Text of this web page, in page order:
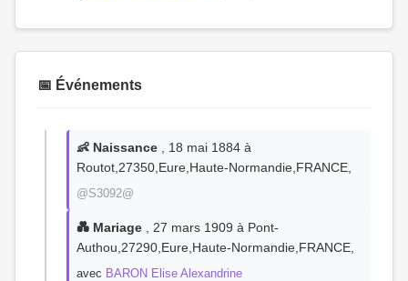
📅 Événements
👶 Naissance , 18 mai 1884 à
Routot,27350,Eure,Haute-Normandie,FRANCE,
@S3092@
💑 Mariage , 27 mars 1909 à Pont-
Authou,27290,Eure,Haute-Normandie,FRANCE,
avec BARON Elise Alexandrine